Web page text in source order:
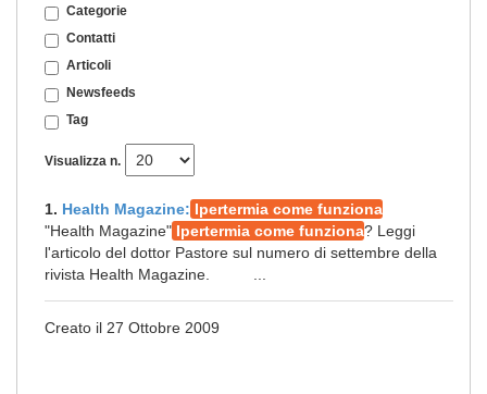
Categorie
Contatti
Articoli
Newsfeeds
Tag
Visualizza n.
1. Health Magazine: Ipertermia come funziona
"Health Magazine" Ipertermia come funziona? Leggi
l'articolo del dottor Pastore sul numero di settembre della
rivista Health Magazine. ...
Creato il 27 Ottobre 2009